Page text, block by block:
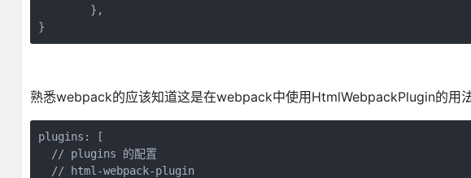
	},
}
熟悉webpack的应该知道这是在webpack中使用HtmlWebpackPlugin的用
plugins: [
  // plugins 的配置
  // html-webpack-plugin